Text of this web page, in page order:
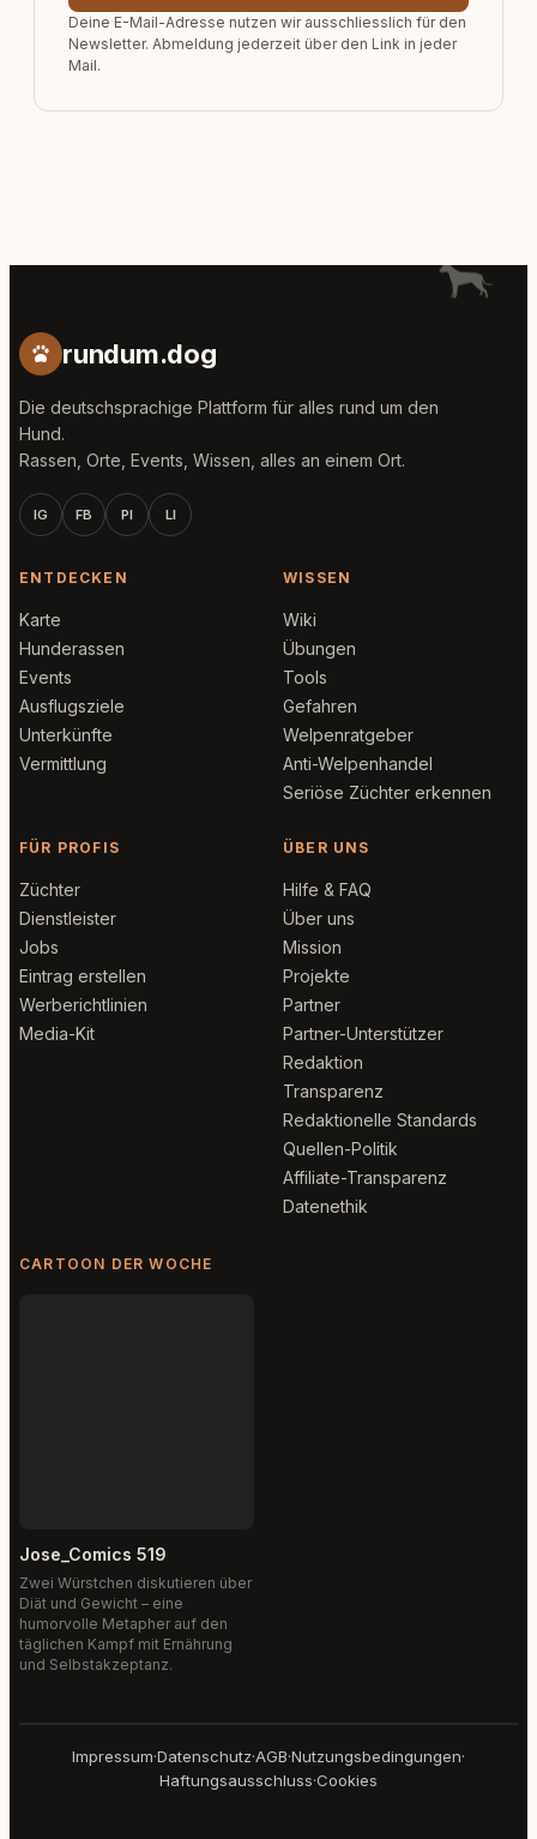
Deine E-Mail-Adresse nutzen wir ausschliesslich für den
Newsletter. Abmeldung jederzeit über den Link in jeder
Mail.
rundum.dog
Die deutschsprachige Plattform für alles rund um den
Hund.
Rassen, Orte, Events, Wissen, alles an einem Ort.
IG FB PI LI
ENTDECKEN
Karte
Hunderassen
Events
Ausflugsziele
Unterkünfte
Vermittlung
WISSEN
Wiki
Übungen
Tools
Gefahren
Welpenratgeber
Anti-Welpenhandel
Seriöse Züchter erkennen
FÜR PROFIS
Züchter
Dienstleister
Jobs
Eintrag erstellen
Werberichtlinien
Media-Kit
ÜBER UNS
Hilfe & FAQ
Über uns
Mission
Projekte
Partner
Partner-Unterstützer
Redaktion
Transparenz
Redaktionelle Standards
Quellen-Politik
Affiliate-Transparenz
Datenethik
CARTOON DER WOCHE
Jose_Comics 519
Zwei Würstchen diskutieren über
Diät und Gewicht – eine
humorvolle Metapher auf den
täglichen Kampf mit Ernährung
und Selbstakzeptanz.
Impressum·Datenschutz·AGB·Nutzungsbedingungen·
Haftungsausschluss·Cookies